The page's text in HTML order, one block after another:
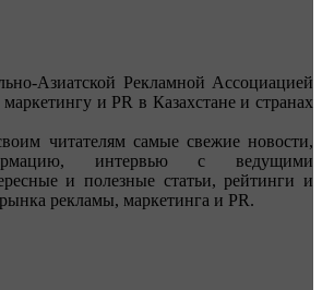
Азиатской Рекламной Ассоциацией
и PR в Казахстане и странах
читателям самые свежие новости,
интервью с ведущими
и полезные статьи, рейтинги и
рекламы, маркетинга и PR.